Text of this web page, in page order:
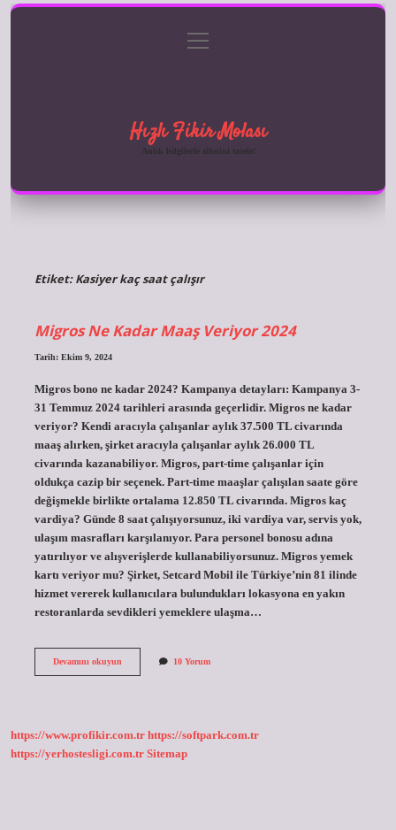
Gizlilik Politikası
menüyü
aç
Hızlı Fikir Molası
Anlık bilgilerle zihnini tazele!
Etiket:Kasiyer kaç saat çalışır
Migros Ne Kadar Maaş Veriyor 2024
Tarih: Ekim 9, 2024
Migros bono ne kadar 2024? Kampanya detayları: Kampanya 3-
31 Temmuz 2024 tarihleri ​​arasında geçerlidir. Migros ne kadar
veriyor? Kendi aracıyla çalışanlar aylık 37.500 TL civarında
maaş alırken, şirket aracıyla çalışanlar aylık 26.000 TL
civarında kazanabiliyor. Migros, part-time çalışanlar için
oldukça cazip bir seçenek. Part-time maaşlar çalışılan saate göre
değişmekle birlikte ortalama 12.850 TL civarında. Migros kaç
vardiya? Günde 8 saat çalışıyorsunuz, iki vardiya var, servis yok,
ulaşım masrafları karşılanıyor. Para personel bonosu adına
yatırılıyor ve alışverişlerde kullanabiliyorsunuz. Migros yemek
kartı veriyor mu? Şirket, Setcard Mobil ile Türkiye’nin 81 ilinde
hizmet vererek kullanıcılara bulundukları lokasyona en yakın
restoranlarda sevdikleri yemeklere ulaşma…
Devamını okuyunMigros
10 Yorum
https://www.profikir.com.tr https://softpark.com.tr
https://yerhostesligi.com.tr Sitemap